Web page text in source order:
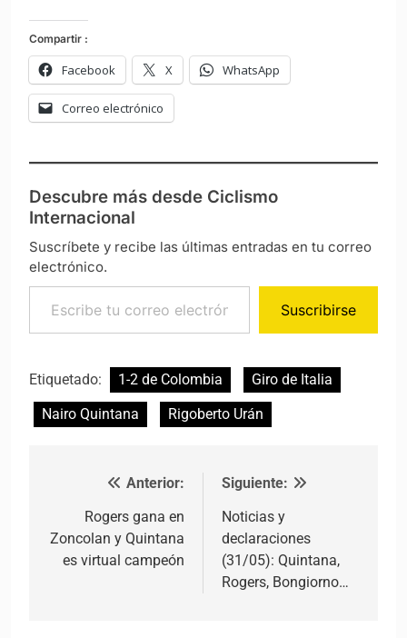
Compartir :
Facebook X WhatsApp
Correo electrónico
Descubre más desde Ciclismo
Internacional
Suscríbete y recibe las últimas entradas en tu correo
electrónico.
Escribe tu correo electrónico…
Suscribirse
Etiquetado: 1-2 de Colombia
Giro de Italia
Nairo Quintana
Rigoberto Urán
Navegación de entradas
Anterior:
Rogers gana en
Zoncolan y Quintana
es virtual campeón
Siguiente:
Noticias y
declaraciones
(31/05): Quintana,
Rogers, Bongiorno…